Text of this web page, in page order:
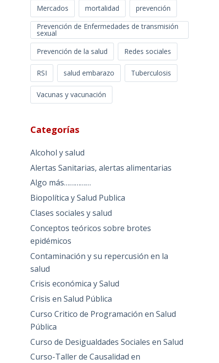
Mercados mortalidad
prevención
Prevención de Enfermedades de transmisión
sexual
Prevención de la salud
Redes sociales
RSI salud embarazo Tuberculosis
Vacunas y vacunación
Categorías
Alcohol y salud
Alertas Sanitarias, alertas alimentarias
Algo más……………
Biopolítica y Salud Publica
Clases sociales y salud
Conceptos teóricos sobre brotes
epidémicos
Contaminación y su repercusión en la
salud
Crisis económica y Salud
Crisis en Salud Pública
Curso Critico de Programación en Salud
Pública
Curso de Desigualdades Sociales en Salud
Curso-Taller de Causalidad en